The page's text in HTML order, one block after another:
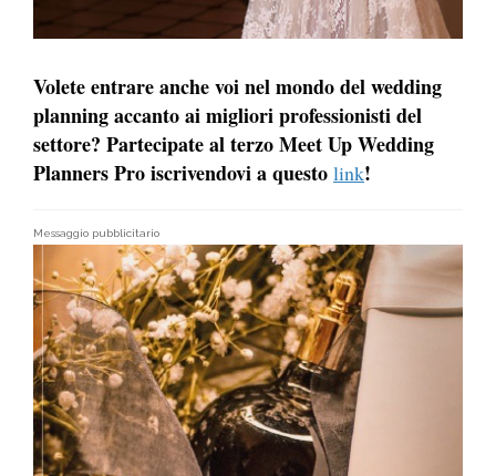
Volete entrare anche voi nel mondo del wedding
planning accanto ai miglioriprofessionistidel
settore? Partecipate al terzo Meet UpWedding
PlannersPro iscrivendovi a questo link!
Messaggio pubblicitario